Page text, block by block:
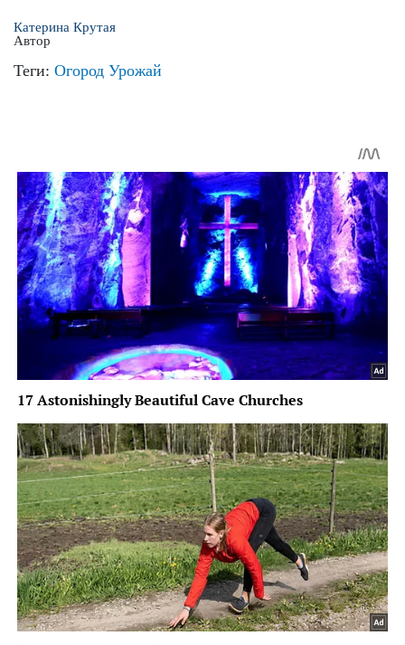
Катерина Крутая
Автор
Теги: Огород Урожай